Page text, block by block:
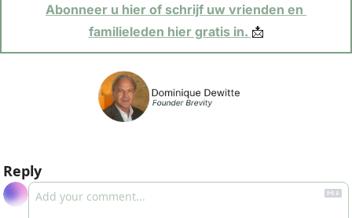
Abonneer u hier of schrijf uw vrienden en
familieleden hier gratis in. 📩
Reply